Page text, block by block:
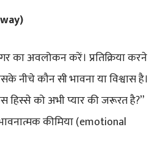
का अवलोकन करें। प्रतिक्रिया करने
नीचे कौन सी भावना या विश्वास है।
को अभी प्यार की जरूरत है?”
कीमिया (emotional